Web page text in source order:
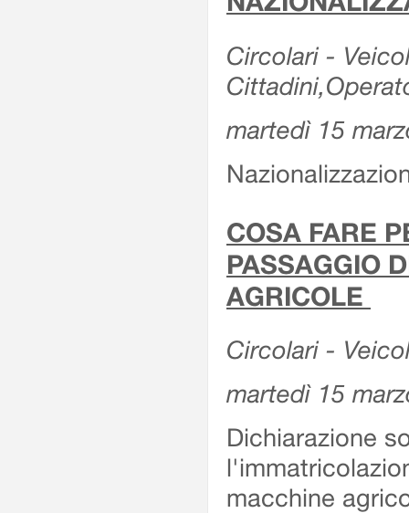
Circolari -
martedì 15
COSA FARE
PASSAGGIO
AGRICOLE
Circolari -
martedì 15
Dichiarazione
macchine